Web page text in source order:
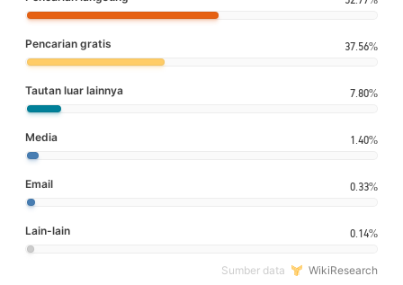
Pencarian gratis 37.56%
Tautan luar lainnya 7.80%
Media 1.40%
Email 0.33%
Lain-lain 0.14%
Sumber data WikiResearch